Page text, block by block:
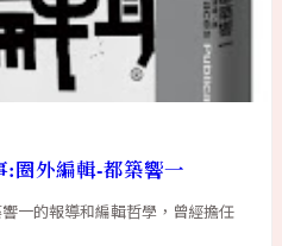
:圈外編輯-都築響一
一的報導和編輯哲學，曾經擔任